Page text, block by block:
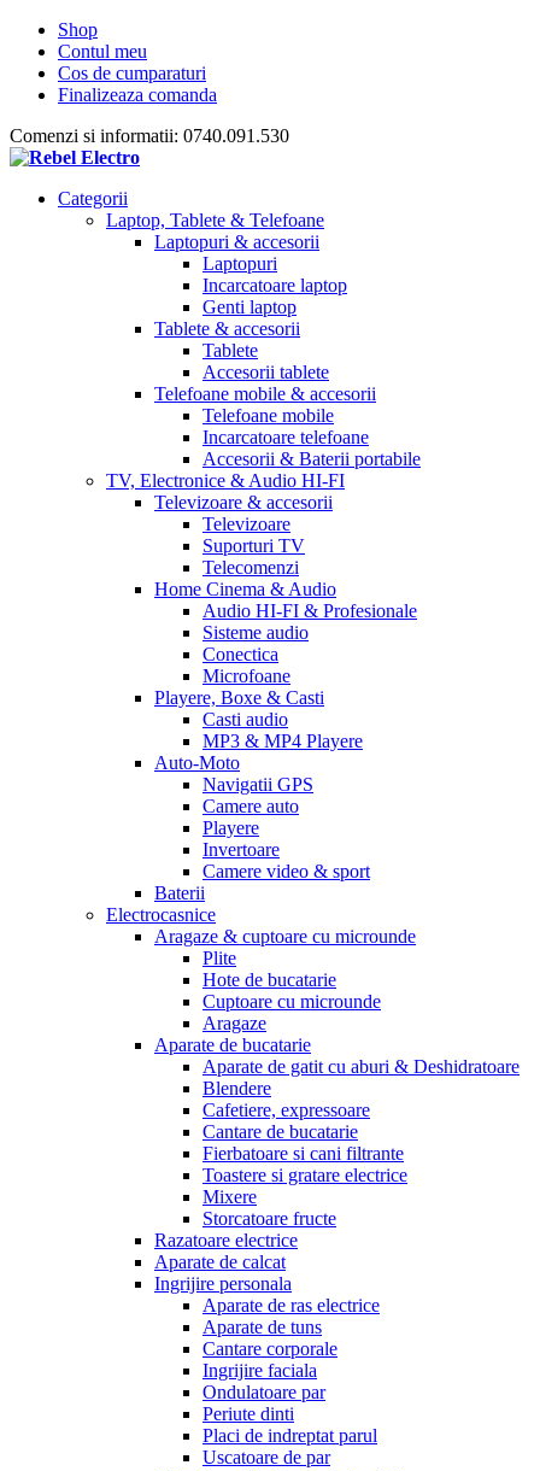
Shop
Contul meu
Cos de cumparaturi
Finalizeaza comanda
Comenzi si informatii: 0740.091.530
Categorii
Laptop, Tablete & Telefoane
Laptopuri & accesorii
Laptopuri
Incarcatoare laptop
Genti laptop
Tablete & accesorii
Tablete
Accesorii tablete
Telefoane mobile & accesorii
Telefoane mobile
Incarcatoare telefoane
Accesorii & Baterii portabile
TV, Electronice & Audio HI-FI
Televizoare & accesorii
Televizoare
Suporturi TV
Telecomenzi
Home Cinema & Audio
Audio HI-FI & Profesionale
Sisteme audio
Conectica
Microfoane
Playere, Boxe & Casti
Casti audio
MP3 & MP4 Playere
Auto-Moto
Navigatii GPS
Camere auto
Playere
Invertoare
Camere video & sport
Baterii
Electrocasnice
Aragaze & cuptoare cu microunde
Plite
Hote de bucatarie
Cuptoare cu microunde
Aragaze
Aparate de bucatarie
Aparate de gatit cu aburi & Deshidratoare
Blendere
Cafetiere, expressoare
Cantare de bucatarie
Fierbatoare si cani filtrante
Toastere si gratare electrice
Mixere
Storcatoare fructe
Razatoare electrice
Aparate de calcat
Ingrijire personala
Aparate de ras electrice
Aparate de tuns
Cantare corporale
Ingrijire faciala
Ondulatoare par
Periute dinti
Placi de indreptat parul
Uscatoare de par